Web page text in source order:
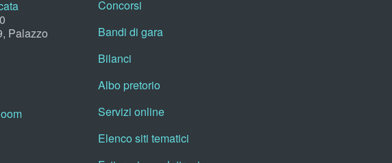
Palazzo
Concorsi
Bandi di gara
Bilanci
Albo pretorio
Servizi online
Elenco siti tematici